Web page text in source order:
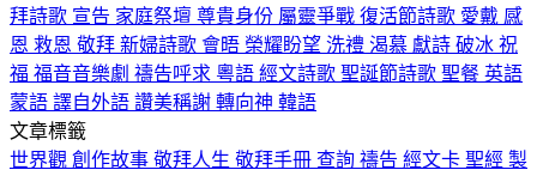
拜詩歌 宣告 家庭祭壇 尊貴身份 屬靈爭戰 復活節詩歌 愛戴 感
恩 救恩 敬拜 新婦詩歌 會晤 榮耀盼望 洗禮 渴慕 獻詩 破冰 祝
福 福音音樂劇 禱告呼求 粵語 經文詩歌 聖誕節詩歌 聖餐 英語
蒙語 譯自外語 讚美稱謝 轉向神 韓語
文章標籤
世界觀 創作故事 敬拜人生 敬拜手冊 查詢 禱告 經文卡 聖經 製